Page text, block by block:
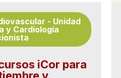
- Unidad
y Cardiología
iCor para
y